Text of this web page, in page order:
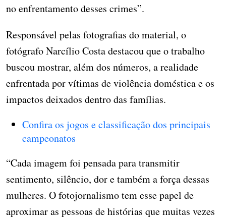
no enfrentamento desses crimes”.
Responsável pelas fotografias do material, o
fotógrafo Narcílio Costa destacou que o trabalho
buscou mostrar, além dos números, a realidade
enfrentada por vítimas de violência doméstica e os
impactos deixados dentro das famílias.
Confira os jogos e classificação dos principais
campeonatos
“Cada imagem foi pensada para transmitir
sentimento, silêncio, dor e também a força dessas
mulheres. O fotojornalismo tem esse papel de
aproximar as pessoas de histórias que muitas vezes